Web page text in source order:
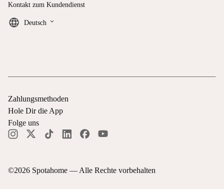
Kontakt zum Kundendienst
Deutsch keyboard_arrow_down
©2026 Spotahome — Alle Rechte vorbehalten
Zahlungsmethoden
Hole Dir die App
Folge uns